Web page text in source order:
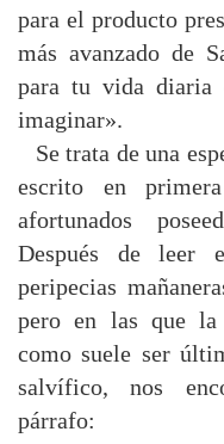
para el producto
más avanzado de
para tu vida diaria
imaginar».
Se trata de una
escrito en
afortunados
Después de leer
peripecias
pero en las que
como suele ser
salvífico, nos
párrafo: